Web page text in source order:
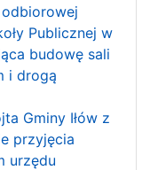
Publicznej w
budowę sali
i drogą
Gminy Iłów z
przyjęcia
urzędu